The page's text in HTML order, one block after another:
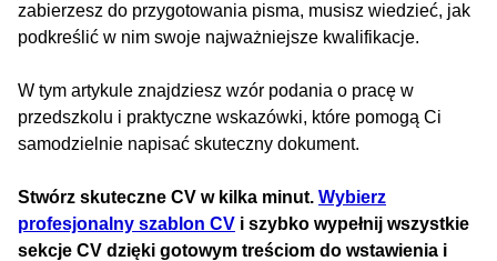
zabierzesz do przygotowania pisma, musisz wiedzieć, jak
podkreślić w nim swoje najważniejsze kwalifikacje.
W tym artykule znajdziesz wzór podania o pracę w
przedszkolu i praktyczne wskazówki, które pomogą Ci
samodzielnie napisać skuteczny dokument.
Stwórz skuteczne CV w kilka minut. Wybierz
profesjonalny szablon CV i szybko wypełnij wszystkie
sekcje CV dzięki gotowym treściom do wstawienia i